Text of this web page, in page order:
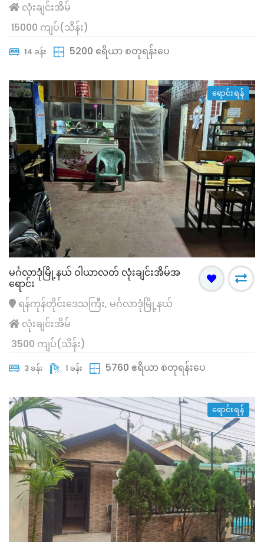
လုံးချင်းအိမ်
15000 ကျပ်(သိန်း)
14 ခန်း 5200 ဧရိယာ စတုရန်းပေ
ရောင်းရန်
မင်္ဂလာဒုံမြို့နယ် ဝါယာလတ် လုံးချင်းအိမ်အ
ရောင်း
ရန်ကုန်တိုင်းဒေသကြီး, မင်္ဂလာဒုံမြို့နယ်
လုံးချင်းအိမ်
3500 ကျပ်(သိန်း)
3 ခန်း 1 ခန်း 5760 ဧရိယာ စတုရန်းပေ
ရောင်းရန်